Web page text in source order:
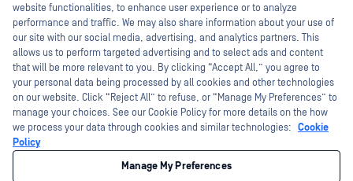
Biztonsági sebezhetőségi program
Partnerek
Tanúsítvány
Technológiai partnerek
Channel partner program
Fehér könyvek
©2026 OPSWAT . Minden jog fenntartva. OPSWAT, MetaDefender, Metascan,
MetaAccess, az OPSWAT , Trust no File. Trust No Device., OPSWAT , Protecting the
World's Critical Infrastructure, Deep CDR™ Technology, InQuest, az InQuest logó,
DFI, RetroHunt, Deep File Inspection és Join the Hunt az OPSWAT védjegyei. A
website functionalities, to enhance user experience or to analyze
performance and traffic. We may also share information about your use of
our site with our social media, advertising, and analytics partners. This
allows us to perform targeted advertising and to select ads and content
that will be more relevant to you. By clicking “Accept All,” you agree to
your personal data being processed by all cookies and other technologies
on our website. Click “Reject All” to refuse, or “Manage My Preferences” to
manage your choices. See our Cookie Policy for more details on the how
we process your data through cookies and similar technologies: Cookie
Policy
Manage My Preferences
I'm Ozzy, your OPSWAT virtual assistant.
How can I help you secure what's critical
today?